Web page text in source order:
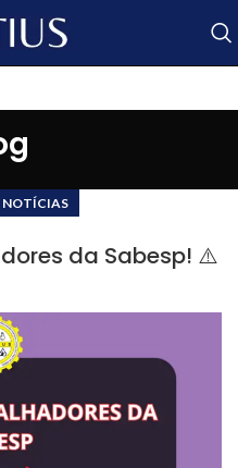
NOTÍCIAS
da Sabesp! ⚠️